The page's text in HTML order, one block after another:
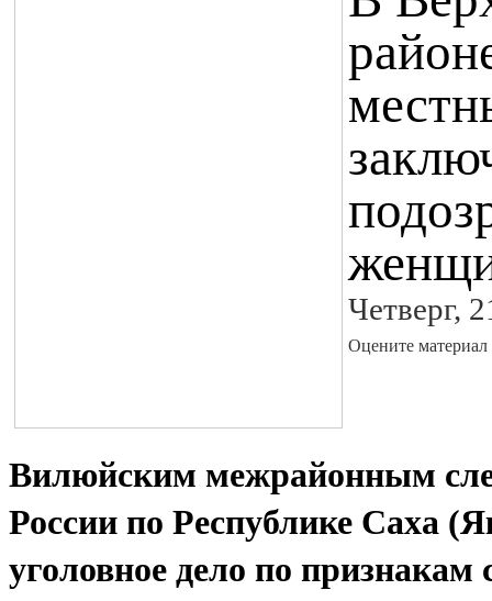
Четверг,
Оцените материал
Вилюйским межрайонным
России по Республике Саха
уголовное дело по признакам